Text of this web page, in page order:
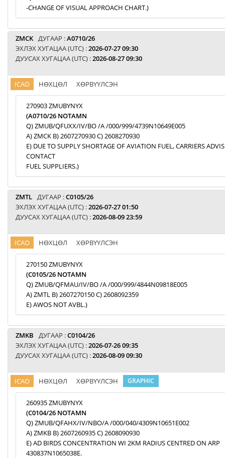
-CHANGE OF VISUAL APPROACH CHART.)
ZMCK ДУГААР :A0710/26
ЭХЛЭХ ХУГАЦАА (UTC) :2026-07-27 09:30
ДУУСАХ ХУГАЦАА (UTC) :2026-08-27 09:30
ICAO НӨХЦӨЛ ХӨРВҮҮЛСЭН
270903 ZMUBYNYX
(A0710/26 NOTAMN
Q) ZMUB/QFUXX/IV/BO /A /000/999/4739N10649E005
A) ZMCK B) 2607270930 C) 2608270930
E) DUE TO SUPPLY SHORTAGE OF AVIATION FUEL, CARRIERS
CONTACT
FUEL SUPPLIERS.)
ZMTL ДУГААР :C0105/26
ЭХЛЭХ ХУГАЦАА (UTC) :2026-07-27 01:50
ДУУСАХ ХУГАЦАА (UTC) :2026-08-09 23:59
ICAO НӨХЦӨЛ ХӨРВҮҮЛСЭН
270150 ZMUBYNYX
(C0105/26 NOTAMN
Q) ZMUB/QFMAU/IV/BO /A /000/999/4844N09818E005
A) ZMTL B) 2607270150 C) 2608092359
E) AWOS NOT AVBL.)
ZMKB ДУГААР :C0104/26
ЭХЛЭХ ХУГАЦАА (UTC) :2026-07-26 09:35
ДУУСАХ ХУГАЦАА (UTC) :2026-08-09 09:30
ICAO НӨХЦӨЛ ХӨРВҮҮЛСЭН GRAPHIC
260935 ZMUBYNYX
(C0104/26 NOTAMN
Q) ZMUB/QFAHX/IV/NBO/A /000/040/4309N10651E002
A) ZMKB B) 2607260935 C) 2608090930
E) AD BIRDS CONCENTRATION WI 2KM RADIUS CENTRED ON ARP
430837N1065038E.